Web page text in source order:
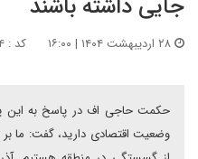
جایی داشته باشند
کد : ۲۰۳۲۹۳۴
حکمت حاجی اف در پاسخ به این
وضعیت اقتصادی دارید، گفت: ما بر